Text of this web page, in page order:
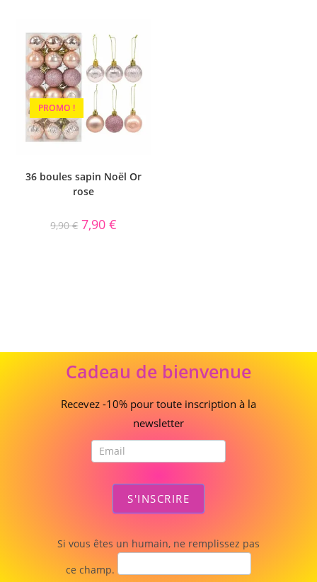
PROMO !
36 boules sapin Noël Or
rose
9,90€ 7,90€
deCadeau de bienvenue
Recevez -10% pour toute inscription à la
newsletter
S'INSCRIRE
Si vous êtes un humain, ne remplissez pas
ce champ.